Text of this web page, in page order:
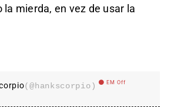
la mierda, en vez de usar la
(@hankscorpio) EM Off